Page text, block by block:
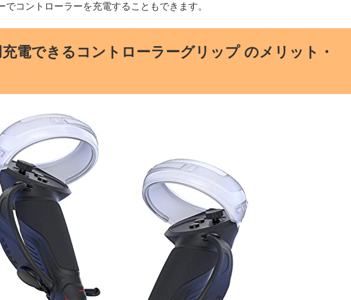
コントローラーを充電することもできます。
電できるコントローラーグリップ のメリット・